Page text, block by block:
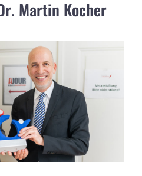
Martin Kocher